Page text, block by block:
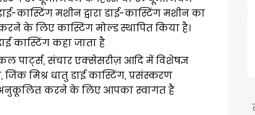
कास्टिंग मशीन द्वारा डाई-कास्टिंग मशीन का
के लिए कास्टिंग मोल्ड स्थापित किया है।
कास्टिंग कहा जाता है
पार्ट्स, संचार एक्सेसरीज़ आदि में विशेषज्ञ
जिंक मिश्र धातु डाई कास्टिंग, प्रसंस्करण
अनुकूलित करने के लिए आपका स्वागत है